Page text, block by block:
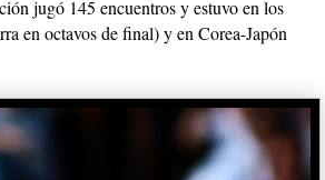
jugó 145 encuentros y estuvo en los
en octavos de final) y en Corea-Japón